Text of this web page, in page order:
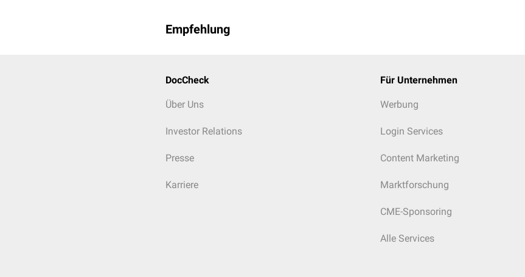
Empfehlung
DocCheck
Über Uns
Investor Relations
Presse
Karriere
Für Unternehmen
Werbung
Login Services
Content Marketing
Marktforschung
CME-Sponsoring
Alle Services